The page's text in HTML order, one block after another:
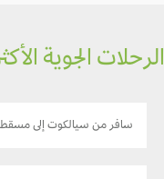
الرحلات الجوية
سافر من سيالكوت إلى مسقط